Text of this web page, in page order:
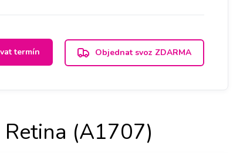
termín Objednat svoz ZDARMA
(A1707)